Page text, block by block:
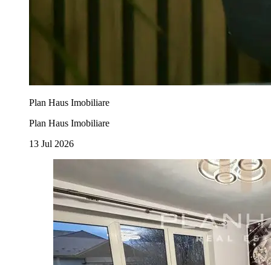
Plan Haus Imobiliare
Plan Haus Imobiliare
13 Jul 2026